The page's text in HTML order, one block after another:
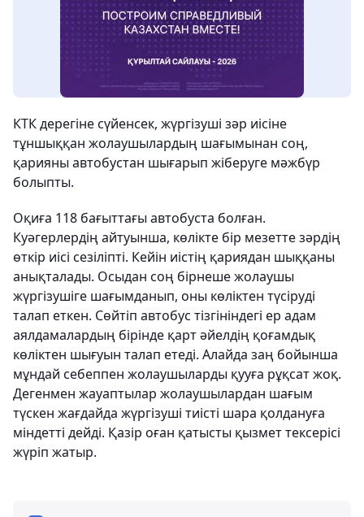
КТК дерегіне сүйенсек, жүргізуші зәр иісіне
тұншыққан жолаушылардың шағымынан соң,
қарияны автобустан шығарып жіберуге мәжбүр
болыпты.
Оқиға 118 бағыттағы автобуста болған.
Куәгерлердің айтуынша, көлікте бір мезетте зәрдің
өткір иісі сезіліпті. Кейін иістің қариядан шыққаны
анықталады. Осыдан соң бірнеше жолаушы
жүргізушіге шағымданып, оны көліктен түсіруді
талап еткен. Сөйтіп автобус тізгініндегі ер адам
аялдамалардың бірінде қарт әйелдің қоғамдық
көліктен шығуын талап етеді. Алайда заң бойынша
мұндай себеппен жолаушыларды қууға рұқсат жоқ.
Дегенмен жауаптылар жолаушылардан шағым
түскен жағдайда жүргізуші тиісті шара қолдануға
міндетті дейді. Қазір оған қатысты қызмет тексерісі
жүріп жатыр.